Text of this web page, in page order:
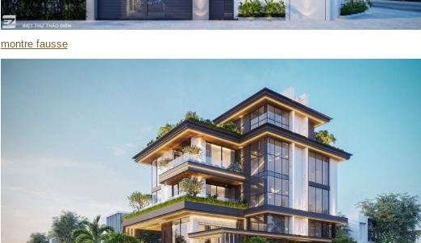
montre fausse